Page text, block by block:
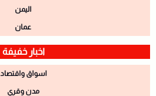
اليمن
عمان
اخبار خفيفة
اسواق واقتصاد
مدن وقري